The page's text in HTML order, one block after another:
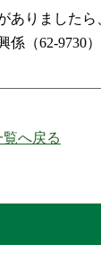
りましたら
係（62-9730
覧へ戻る